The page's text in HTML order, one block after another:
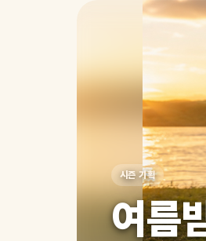
여러 쇼핑몰 상품을 한곳
시즌 기획
여름